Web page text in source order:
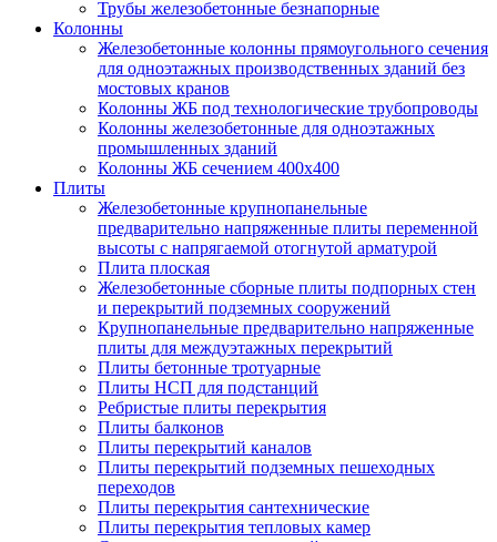
Трубы железобетонные безнапорные
Колонны
Железобетонные колонны прямоугольного сечения
для одноэтажных производственных зданий без
мостовых кранов
Колонны ЖБ под технологические трубопроводы
Колонны железобетонные для одноэтажных
промышленных зданий
Колонны ЖБ сечением 400х400
Плиты
Железобетонные крупнопанельные
предварительно напряженные плиты переменной
высоты с напрягаемой отогнутой арматурой
Плита плоская
Железобетонные сборные плиты подпорных стен
и перекрытий подземных сооружений
Крупнопанельные предварительно напряженные
плиты для междуэтажных перекрытий
Плиты бетонные тротуарные
Плиты НСП для подстанций
Ребристые плиты перекрытия
Плиты балконов
Плиты перекрытий каналов
Плиты перекрытий подземных пешеходных
переходов
Плиты перекрытия сантехнические
Плиты перекрытия тепловых камер